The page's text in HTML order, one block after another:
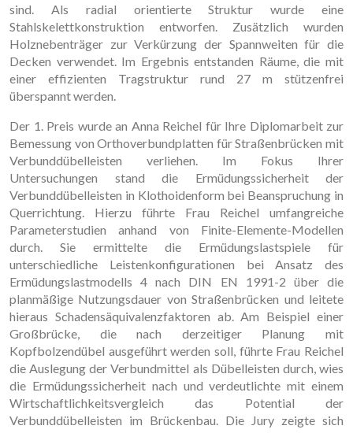
sind. Als radial orientierte Struktur wurde eine
Stahlskelettkonstruktion entworfen. Zusätzlich wurden
Holznebenträger zur Verkürzung der Spannweiten für die
Decken verwendet. Im Ergebnis entstanden Räume, die mit
einer effizienten Tragstruktur rund 27 m stützenfrei
überspannt werden.
Der 1. Preis wurde an Anna Reichel für Ihre Diplomarbeit zur
Bemessung von Orthoverbundplatten für Straßenbrücken mit
Verbunddübelleisten verliehen. Im Fokus Ihrer
Untersuchungen stand die Ermüdungssicherheit der
Verbunddübelleisten in Klothoidenform bei Beanspruchung in
Querrichtung. Hierzu führte Frau Reichel umfangreiche
Parameterstudien anhand von Finite-Elemente-Modellen
durch. Sie ermittelte die Ermüdungslastspiele für
unterschiedliche Leistenkonfigurationen bei Ansatz des
Ermüdungslastmodells 4 nach DIN EN 1991-2 über die
planmäßige Nutzungsdauer von Straßenbrücken und leitete
hieraus Schadensäquivalenzfaktoren ab. Am Beispiel einer
Großbrücke, die nach derzeitiger Planung mit
Kopfbolzendübel ausgeführt werden soll, führte Frau Reichel
die Auslegung der Verbundmittel als Dübelleisten durch, wies
die Ermüdungssicherheit nach und verdeutlichte mit einem
Wirtschaftlichkeitsvergleich das Potential der
Verbunddübelleisten im Brückenbau. Die Jury zeigte sich